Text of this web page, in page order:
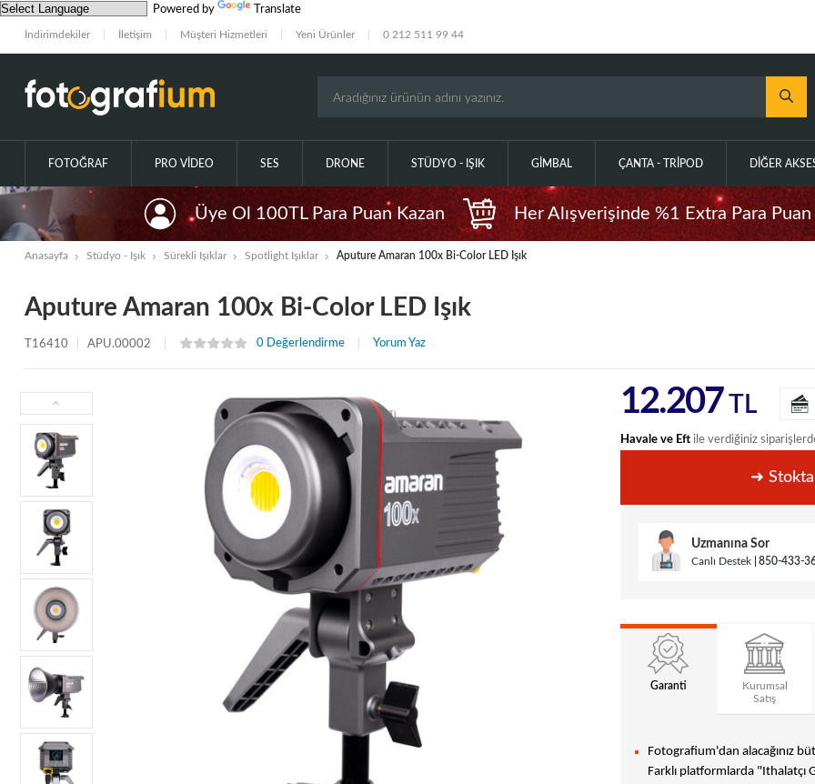
Powered by Translate
İndirimdekiler İletişim Müşteri Hizmetleri Yeni Ürünler 0 212 511 99 44
FOTOĞRAF PRO VIDEO SES DRONE STÜDYO - IŞIK GIMBAL ÇANTA - TRIPOD DIĞER
Üye Ol 100TL Para Puan Kazan Her Alışverişinde %1 Extra Para Puan
Anasayfa Stüdyo - Işık Sürekli Işıklar Spotlight Işıklar Aputure Amaran 100x Bi-Color LED Işık
Aputure Amaran 100x Bi-Color LED Işık
T16410 APU.00002 0 Değerlendirme Yorum Yaz
12.207 TL
Havale ve Eft ile verdiğiniz
➜ Stokta
Uzmanına Sor
Canlı Destek 850-433-
Garanti
Kurumsal
Satış
Fotografium'dan alacağınız
Farklı platformlarda "Ithalatçı